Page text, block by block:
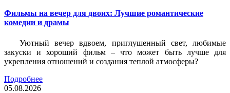
Фильмы на вечер для двоих: Лучшие романтические
комедии и драмы
Уютный вечер вдвоем, приглушенный свет, любимые
закуски и хороший фильм – что может быть лучше для
укрепления отношений и создания теплой атмосферы?
Подробнее
05.08.2026